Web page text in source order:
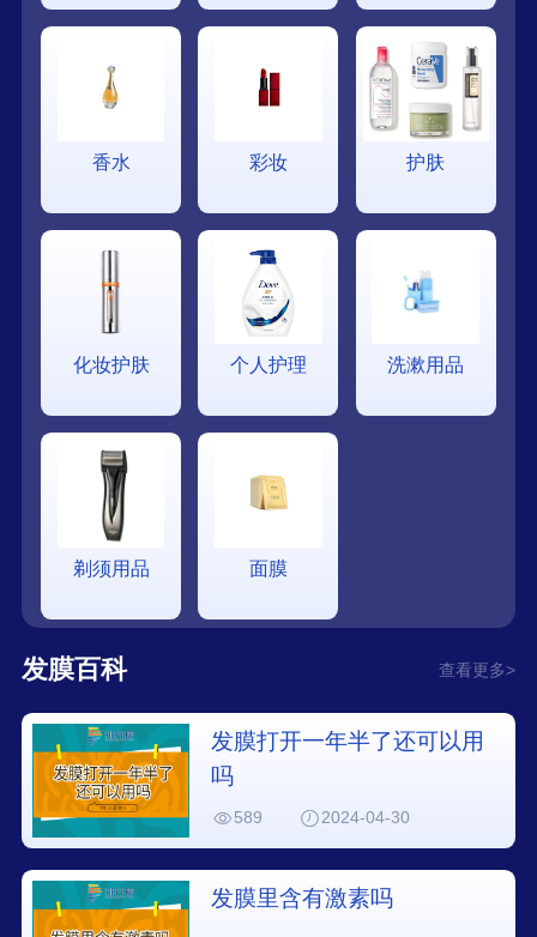
香水 彩妆 护肤
化妆护肤 个人护理 洗漱用品
剃须用品 面膜
发膜百科 查看更多>
发膜打开一年半了还可以用
吗
589 2024-04-30
发膜里含有激素吗